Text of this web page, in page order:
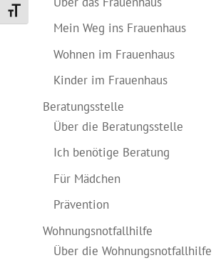
Schrift vergrößern
Mein Weg ins Frauenhaus
Wohnen im Frauenhaus
Kinder im Frauenhaus
Beratungsstelle
Über die Beratungsstelle
Ich benötige Beratung
Für Mädchen
Prävention
Wohnungsnotfallhilfe
Über die Wohnungsnotfallhilfe